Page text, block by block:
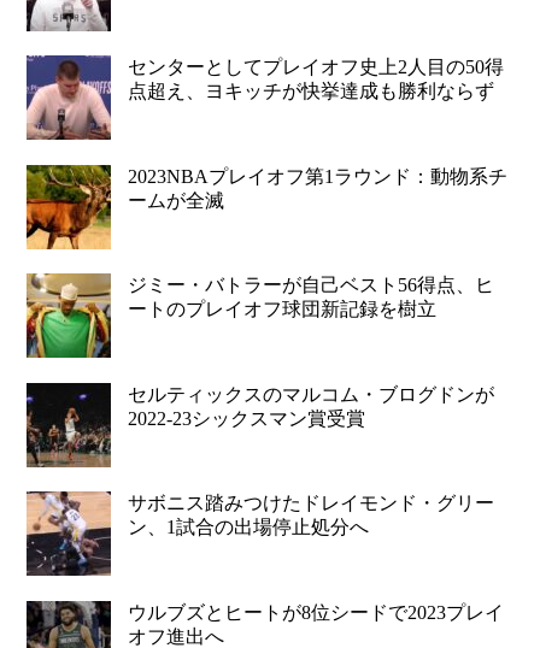
センターとしてプレイオフ史上2人目の50得
点超え、ヨキッチが快挙達成も勝利ならず
2023NBAプレイオフ第1ラウンド：動物系チ
ームが全滅
ジミー・バトラーが自己ベスト56得点、ヒ
ートのプレイオフ球団新記録を樹立
セルティックスのマルコム・ブログドンが
2022-23シックスマン賞受賞
サボニス踏みつけたドレイモンド・グリー
ン、1試合の出場停止処分へ
ウルブズとヒートが8位シードで2023プレイ
オフ進出へ